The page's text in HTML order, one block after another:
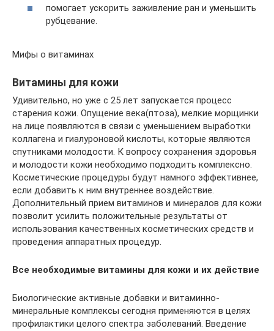
помогает ускорить заживление ран и уменьшить
рубцевание.
Мифы о витаминах
Витамины для кожи
Удивительно, но уже с 25 лет запускается процесс
старения кожи. Опущение века(птоза), мелкие морщинки
на лице появляются в связи с уменьшением выработки
коллагена и гиалуроновой кислоты, которые являются
спутниками молодости. К вопросу сохранения здоровья
и молодости кожи необходимо подходить комплексно.
Косметические процедуры будут намного эффективнее,
если добавить к ним внутреннее воздействие.
Дополнительный прием витаминов и минералов для кожи
позволит усилить положительные результаты от
использования качественных косметических средств и
проведения аппаратных процедур.
Все необходимые витамины для кожи и их действие
Биологические активные добавки и витаминно-
минеральные комплексы сегодня применяются в целях
профилактики целого спектра заболеваний. Введение